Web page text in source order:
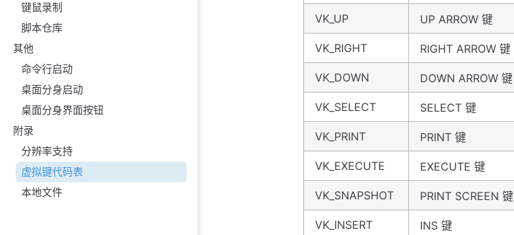
键鼠录制
脚本仓库
其他
命令行启动
桌面分身启动
桌面分身界面按钮
附录
分辨率支持
虚拟键代码表
本地文件
VK_UP UP ARROW 键
VK_RIGHT RIGHT ARROW 键
VK_DOWN DOWN ARROW 键
VK_SELECT SELECT 键
VK_PRINT PRINT 键
VK_EXECUTE EXECUTE 键
VK_SNAPSHOT PRINT SCREEN 键
VK_INSERT INS 键